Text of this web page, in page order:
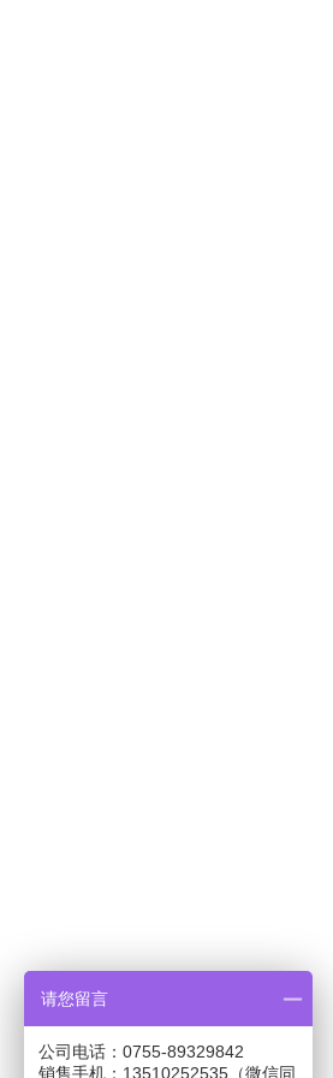
请您留言
公司电话：0755-89329842
销售手机：13510252535（微信同